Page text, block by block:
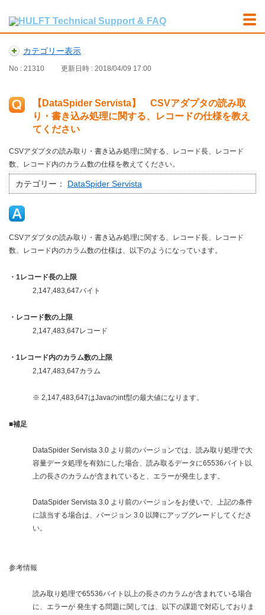
カテゴリー表示
No : 21310 更新日時 : 2018/04/09 17:00
【DataSpider Servista】 CSVアダプタの読み取
り・書き込み処理に関する、レコードの仕様を教え
てください
CSVアダプタの読み取り・書き込み処理に関する、レコード長、レコード
数、レコード内のカラム数の仕様を教えてください。
カテゴリー： DataSpider Servista
CSVアダプタの読み取り・書き込み処理に関する、レコード長、レコード
数、レコード内のカラム数の仕様は、以下のようになっています。
・1レコード長の上限
2,147,483,647バイト
・レコード数の上限
2,147,483,647レコード
・1レコード内のカラム数の上限
2,147,483,647カラム
※ 2,147,483,647はJavaのint型の最大値になります。
■補足
DataSpider Servista 3.0 より前のバージョンでは、読み取り処理で大
容量データ処理を有効にした場合、読み取るデータに65536バイト以
上の長さのカラムが含まれていると、エラーが発生します。
DataSpider Servista 3.0 より前のバージョンをお使いで、上記の条件
に該当する場合は、バージョン 3.0 以降にアップグレードしてくださ
い。
参考情報
読み取り処理で65536バイト以上の長さのカラムが含まれている場合
に、エラーが 発生する問題に関しては、以下の課題で対応しておりま